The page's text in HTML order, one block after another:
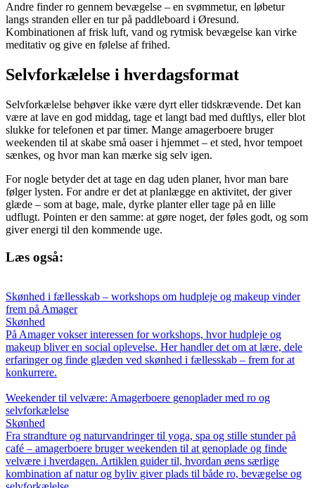
Andre finder ro gennem bevægelse – en svømmetur, en løbetur
langs stranden eller en tur på paddleboard i Øresund.
Kombinationen af frisk luft, vand og rytmisk bevægelse kan virke
meditativ og give en følelse af frihed.
Selvforkælelse i hverdagsformat
Selvforkælelse behøver ikke være dyrt eller tidskrævende. Det kan
være at lave en god middag, tage et langt bad med duftlys, eller blot
slukke for telefonen et par timer. Mange amagerboere bruger
weekenden til at skabe små oaser i hjemmet – et sted, hvor tempoet
sænkes, og hvor man kan mærke sig selv igen.
For nogle betyder det at tage en dag uden planer, hvor man bare
følger lysten. For andre er det at planlægge en aktivitet, der giver
glæde – som at bage, male, dyrke planter eller tage på en lille
udflugt. Pointen er den samme: at gøre noget, der føles godt, og som
giver energi til den kommende uge.
Læs også:
Skønhed i fællesskab – workshops om hudpleje og makeup vinder
frem på Amager
Skønhed
På Amager vokser interessen for workshops, hvor hudpleje og
makeup bliver en social oplevelse. Her handler det om at lære, dele
erfaringer og finde glæden ved skønhed i fællesskab – frem for at
konkurrere.
Weekender til velvære: Amagerboere genoplader med ro og
selvforkælelse
Skønhed
Fra strandture og naturvandringer til yoga, spa og stille stunder på
café – amagerboere bruger weekenden til at genoplade og finde
velvære i hverdagen. Artiklen guider til, hvordan øens særlige
kombination af natur og byliv giver plads til både ro, bevægelse og